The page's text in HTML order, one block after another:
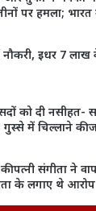
पर हमला;
नौकरी, इधर 7
को दी नसीहत-
में चिल्लाने की
पत्नी संगीता ने
के लगाए थे आरोप